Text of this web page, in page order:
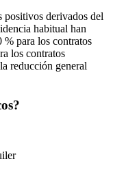
positivos derivados del
habitual han
para los contratos
los contratos
reducción general